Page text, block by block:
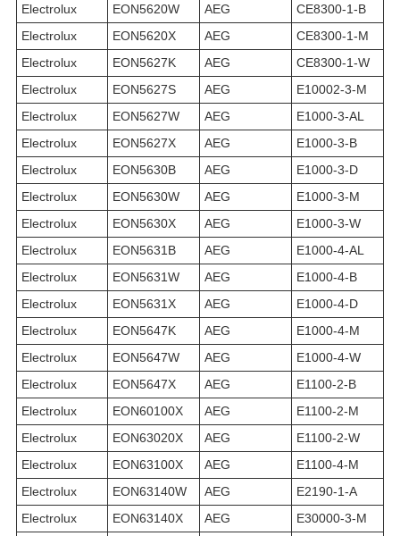
Electrolux EON5620W AEG
CE8300-1-B
Electrolux
EON5620X AEG
CE8300-1-M
Electrolux
EON5627K AEG
CE8300-1-W
Electrolux
EON5627S AEG
E10002-3-M
Electrolux
EON5627W AEG
E1000-3-AL
Electrolux
EON5627X AEG
E1000-3-B
Electrolux
EON5630B AEG
E1000-3-D
Electrolux
EON5630W AEG
E1000-3-M
Electrolux
EON5630X AEG
E1000-3-W
Electrolux
EON5631B AEG
E1000-4-AL
Electrolux
EON5631W AEG
E1000-4-B
Electrolux
EON5631X AEG
E1000-4-D
Electrolux
EON5647K AEG
E1000-4-M
Electrolux
EON5647W AEG
E1000-4-W
Electrolux
EON5647X AEG
E1100-2-B
Electrolux
EON60100X AEG
E1100-2-M
Electrolux
EON63020X AEG
E1100-2-W
Electrolux
EON63100X AEG
E1100-4-M
Electrolux
EON63140W AEG
E2190-1-A
Electrolux
EON63140X AEG
E30000-3-M